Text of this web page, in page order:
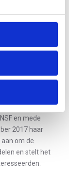
in de
intimidatie
en mede
2017 haar
om de
en stelt het